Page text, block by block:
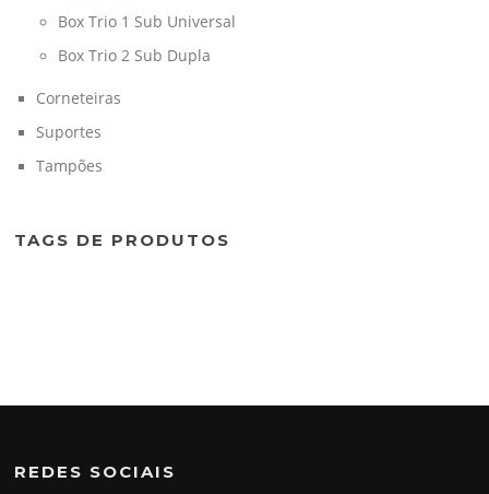
Box Trio 1 Sub Universal
Box Trio 2 Sub Dupla
Corneteiras
Suportes
Tampões
TAGS DE PRODUTOS
REDES SOCIAIS